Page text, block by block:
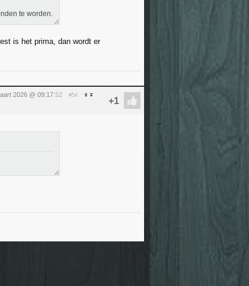
te worden.
is het prima, dan wordt er
2026 @ 09:17:52 #54